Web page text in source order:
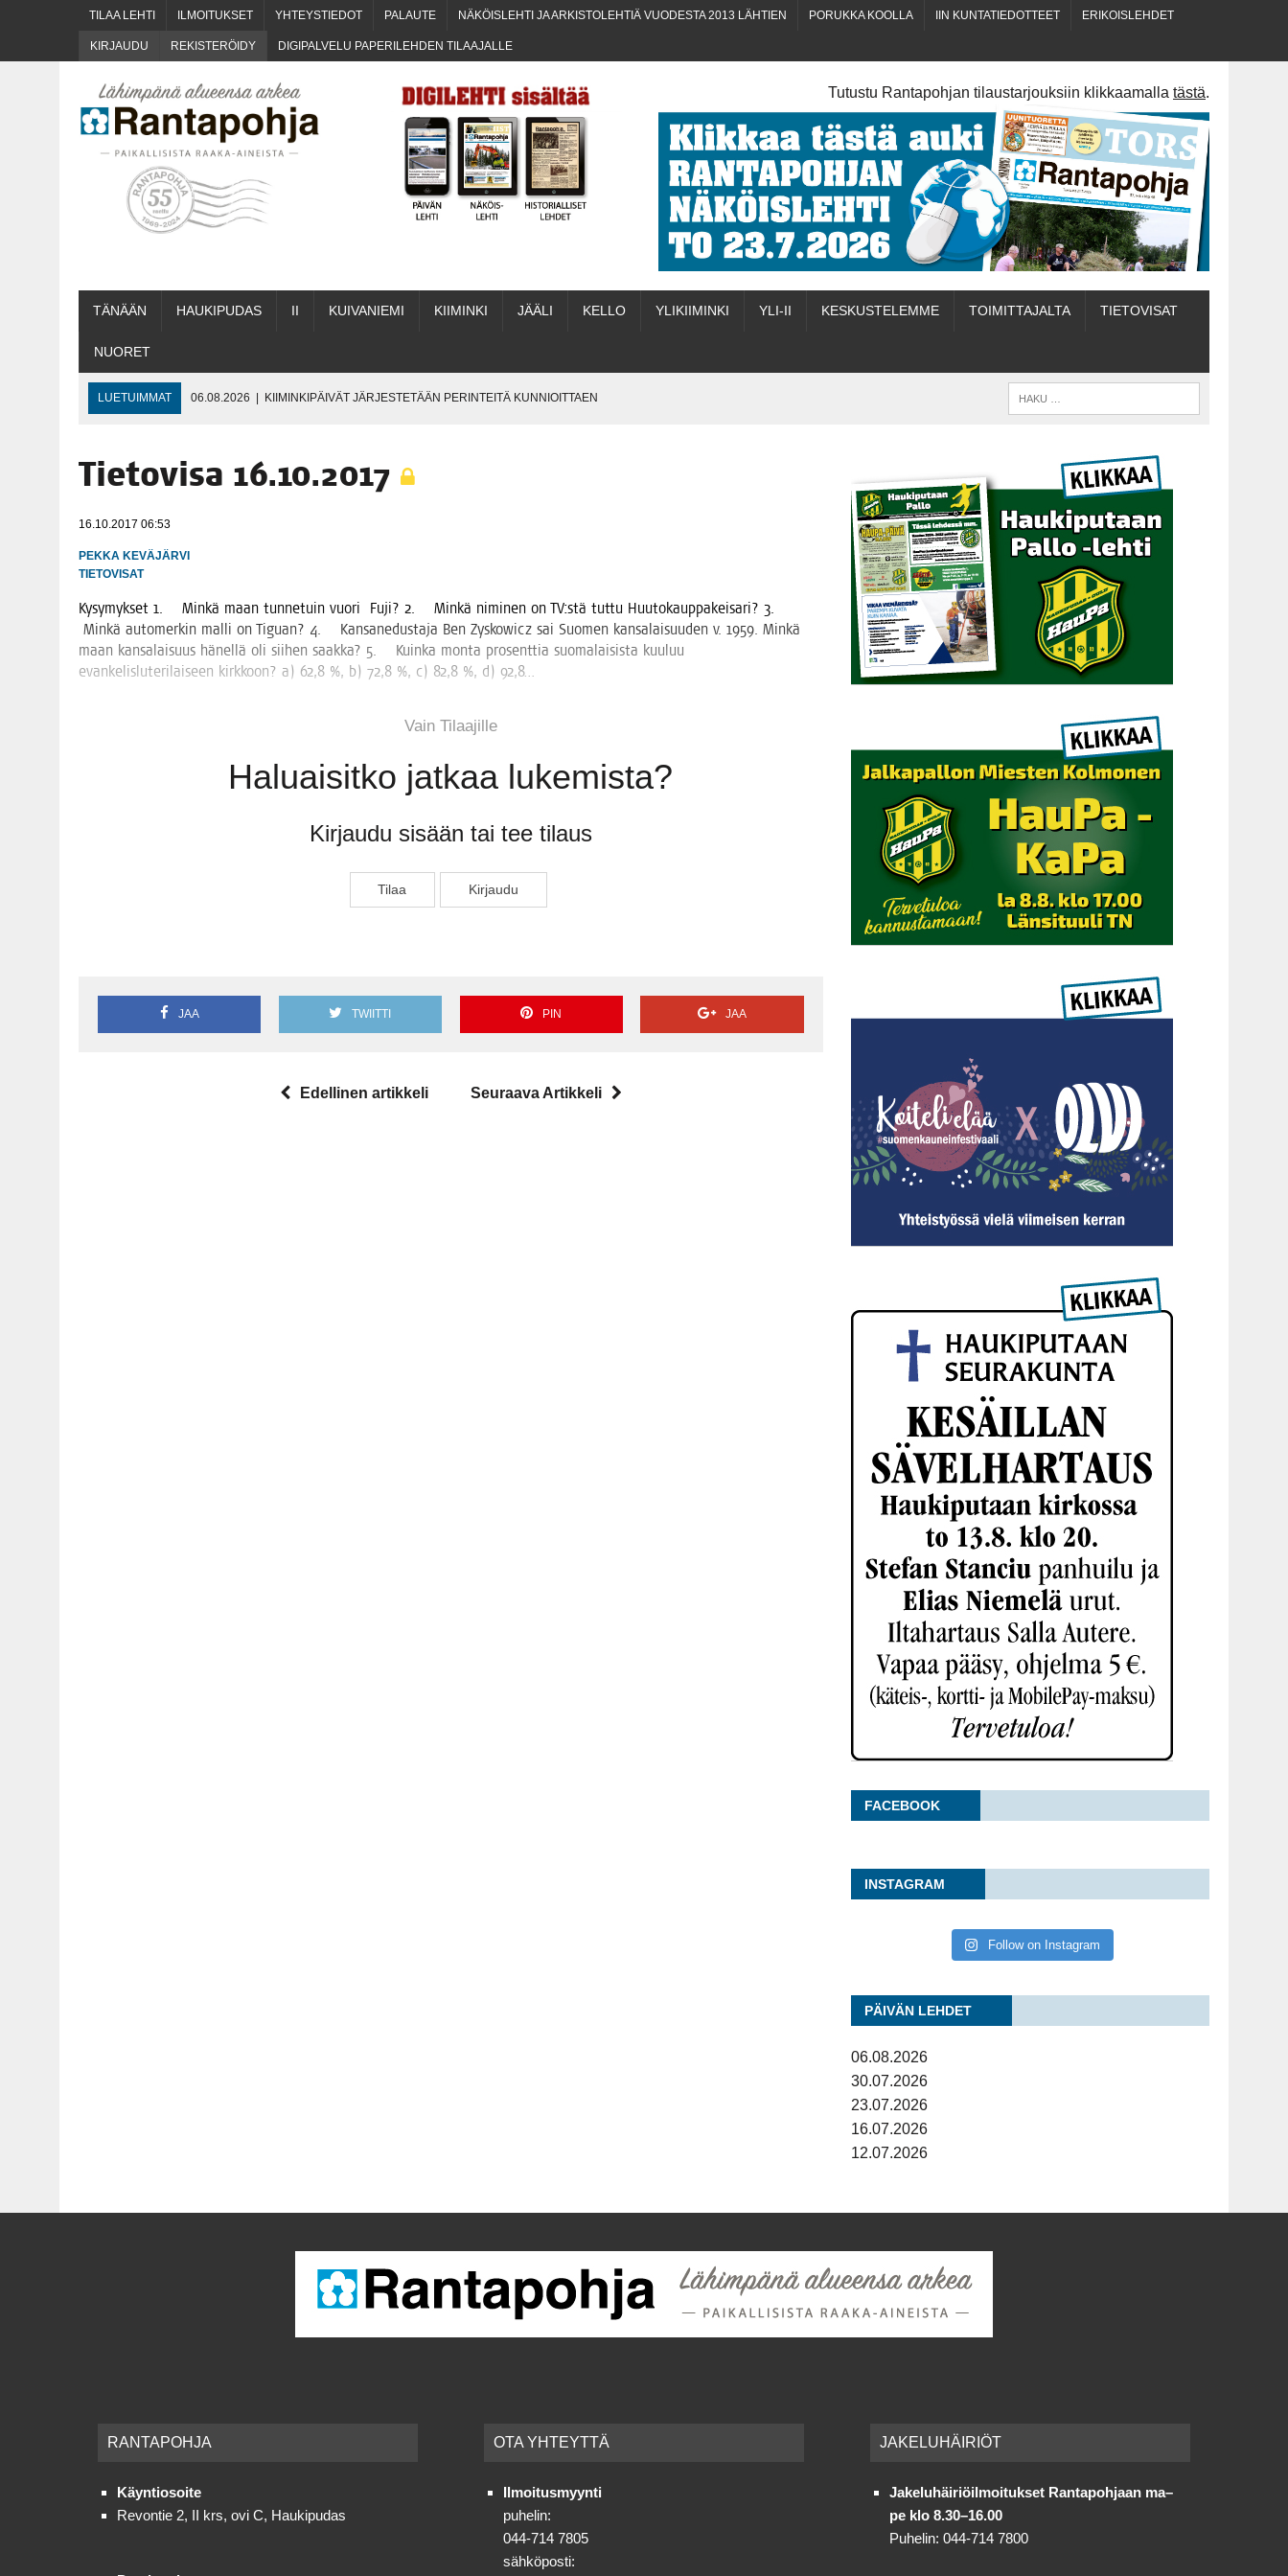
TILAA LEH­TI ILMOI­TUK­SET YHTEYS­TIE­DOT PALAU­TE NÄKÖIS­LEH­TI JA ARKIS­TO­LEH­TIÄ VUO­DES­TA 2013 LÄHTIEN PORUK­KA KOOLLA IIN KUN­TA­TIE­DOT­TEET ERI­KOIS­LEH­DET
KIR­JAU­DU REKIS­TE­RÖI­DY DIGI­PAL­VE­LU PAPE­RI­LEH­DEN TILAAJALLE
Tutustu Rantapohjan tilaustarjouksiin klikkaamalla tästä.
TÄNÄÄN HAU­KI­PU­DAS II KUI­VA­NIE­MI KII­MIN­KI JÄÄ­LI KEL­LO YLI­KII­MIN­KI YLI-II KES­KUS­TE­LEM­ME TOI­MIT­TA­JAL­TA TIETOVISAT
NUO­RET
LUETUIMMAT 06.08.2026 | ONKS KAU­NOO NÄKYNY?
06.08.2026 OPIN­TOI­HIN KAN­SA­LAIS­OPIS­TOS­SA VOI SAA­DA AVUSTUSTA
MENO­VINK­KE­JÄ LOP­PU­KE­SÄN TAPAHTUMIIN
06.08.2026 |
Tie­to­vi­sa 16.10.2017
16.10.2017 06:53
PEKKA KEVÄJÄRVI
TIETOVISAT
Kysy­myk­set 1. Min­kä maan tun­ne­tuin vuo­ri Fuji? 2. Min­kä nimi­nen on TV:stä tut­tu Huu­to­kaup­pa­kei­sa­ri? 3.
Min­kä auto­mer­kin mal­li on Tiguan? 4. Kan­san­edus­ta­ja Ben Zys­kowicz sai Suo­men kan­sa­lai­suu­den v. 1959. Min­kä
maan kan­sa­lai­suus hänel­lä oli sii­hen saak­ka? 5. Kuin­ka mon­ta pro­sent­tia suo­ma­lai­sis­ta kuu­luu
evan­ke­lis­lu­te­ri­lai­seen kirk­koon? a) 62,8 %, b) 72,8 %, c) 82,8 %, d) 92,8…
Vain Tilaa­jil­le
Haluai­sit­ko jat­kaa lukemista?
Kir­jau­du sisään tai tee tilaus
Tilaa Kir­jau­du
JAA TWIITTI PIN JAA
Edellinen artikkeli Seuraava Artikkeli
FACE­BOOK
INS­TA­GRAM
Follow on Instagram
PÄI­VÄN LEHDET
06.08.2026
30.07.2026
23.07.2026
16.07.2026
12.07.2026
RAN­TA­POH­JA
Käyntiosoite
Revontie 2, II krs, ovi C, Haukipudas
OTA YHTEYT­TÄ
Ilmoitusmyynti
puhelin:
044-714 7805
sähköposti:
JAKE­LU­HÄI­RIÖT
Jakeluhäiriöilmoitukset Rantapohjaan ma–
pe klo 8.30–16.00
Puhelin: 044-714 7800